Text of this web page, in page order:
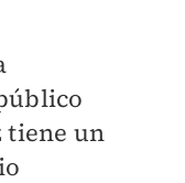
tiene un